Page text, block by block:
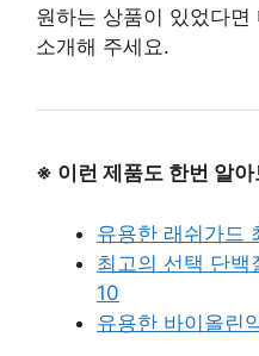
원하는 상품이 있었다
소개해 주세요.
※ 이런 제품도 한번 알아
유용한 래쉬가드
최고의 선택 단백
10
유용한 바이올린